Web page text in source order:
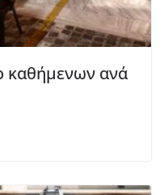
καθήμενων ανά